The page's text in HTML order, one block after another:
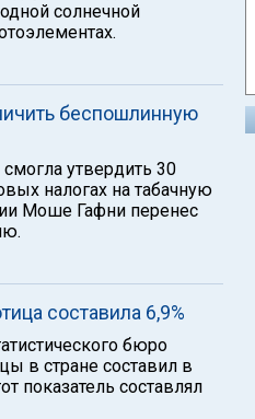
солнечной
беспошлинную
утвердить 30
налогах на табачную
Моше Гафни перенес
составила 6,9%
бюро
в стране составил в
показатель составлял